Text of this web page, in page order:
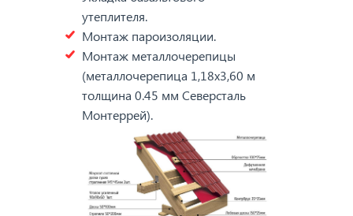
утеплителя.
Монтаж пароизоляции.
Монтаж металлочерепицы
(металлочерепица 1,18х3,60 м
толщина 0.45 мм Северсталь
Монтеррей).